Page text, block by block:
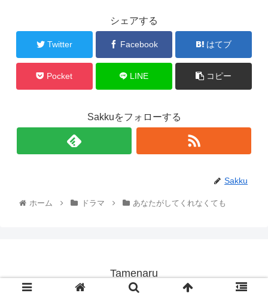
シェアする
Twitter Facebook はてブ
Pocket LINE コピー
Sakkuをフォローする
Sakku
ホーム ドラマ あなたがしてくれなくても
Tamenaru
© 2021 Tamenaru.